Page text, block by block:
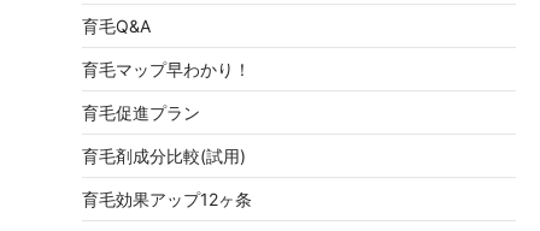
育毛Q&A
育毛マップ早わかり！
育毛促進プラン
育毛剤成分比較(試用)
育毛効果アップ12ヶ条